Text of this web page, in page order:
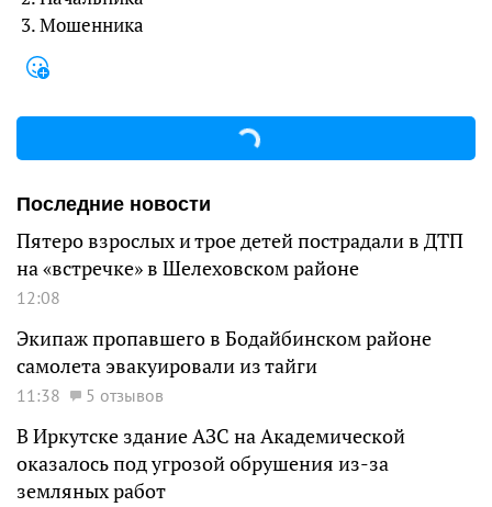
3. Мошенника
Последние новости
Пятеро взрослых и трое детей пострадали в ДТП
на «встречке» в Шелеховском районе
12:08
Экипаж пропавшего в Бодайбинском районе
самолета эвакуировали из тайги
11:38 5 отзывов
В Иркутске здание АЗС на Академической
оказалось под угрозой обрушения из-за
земляных работ